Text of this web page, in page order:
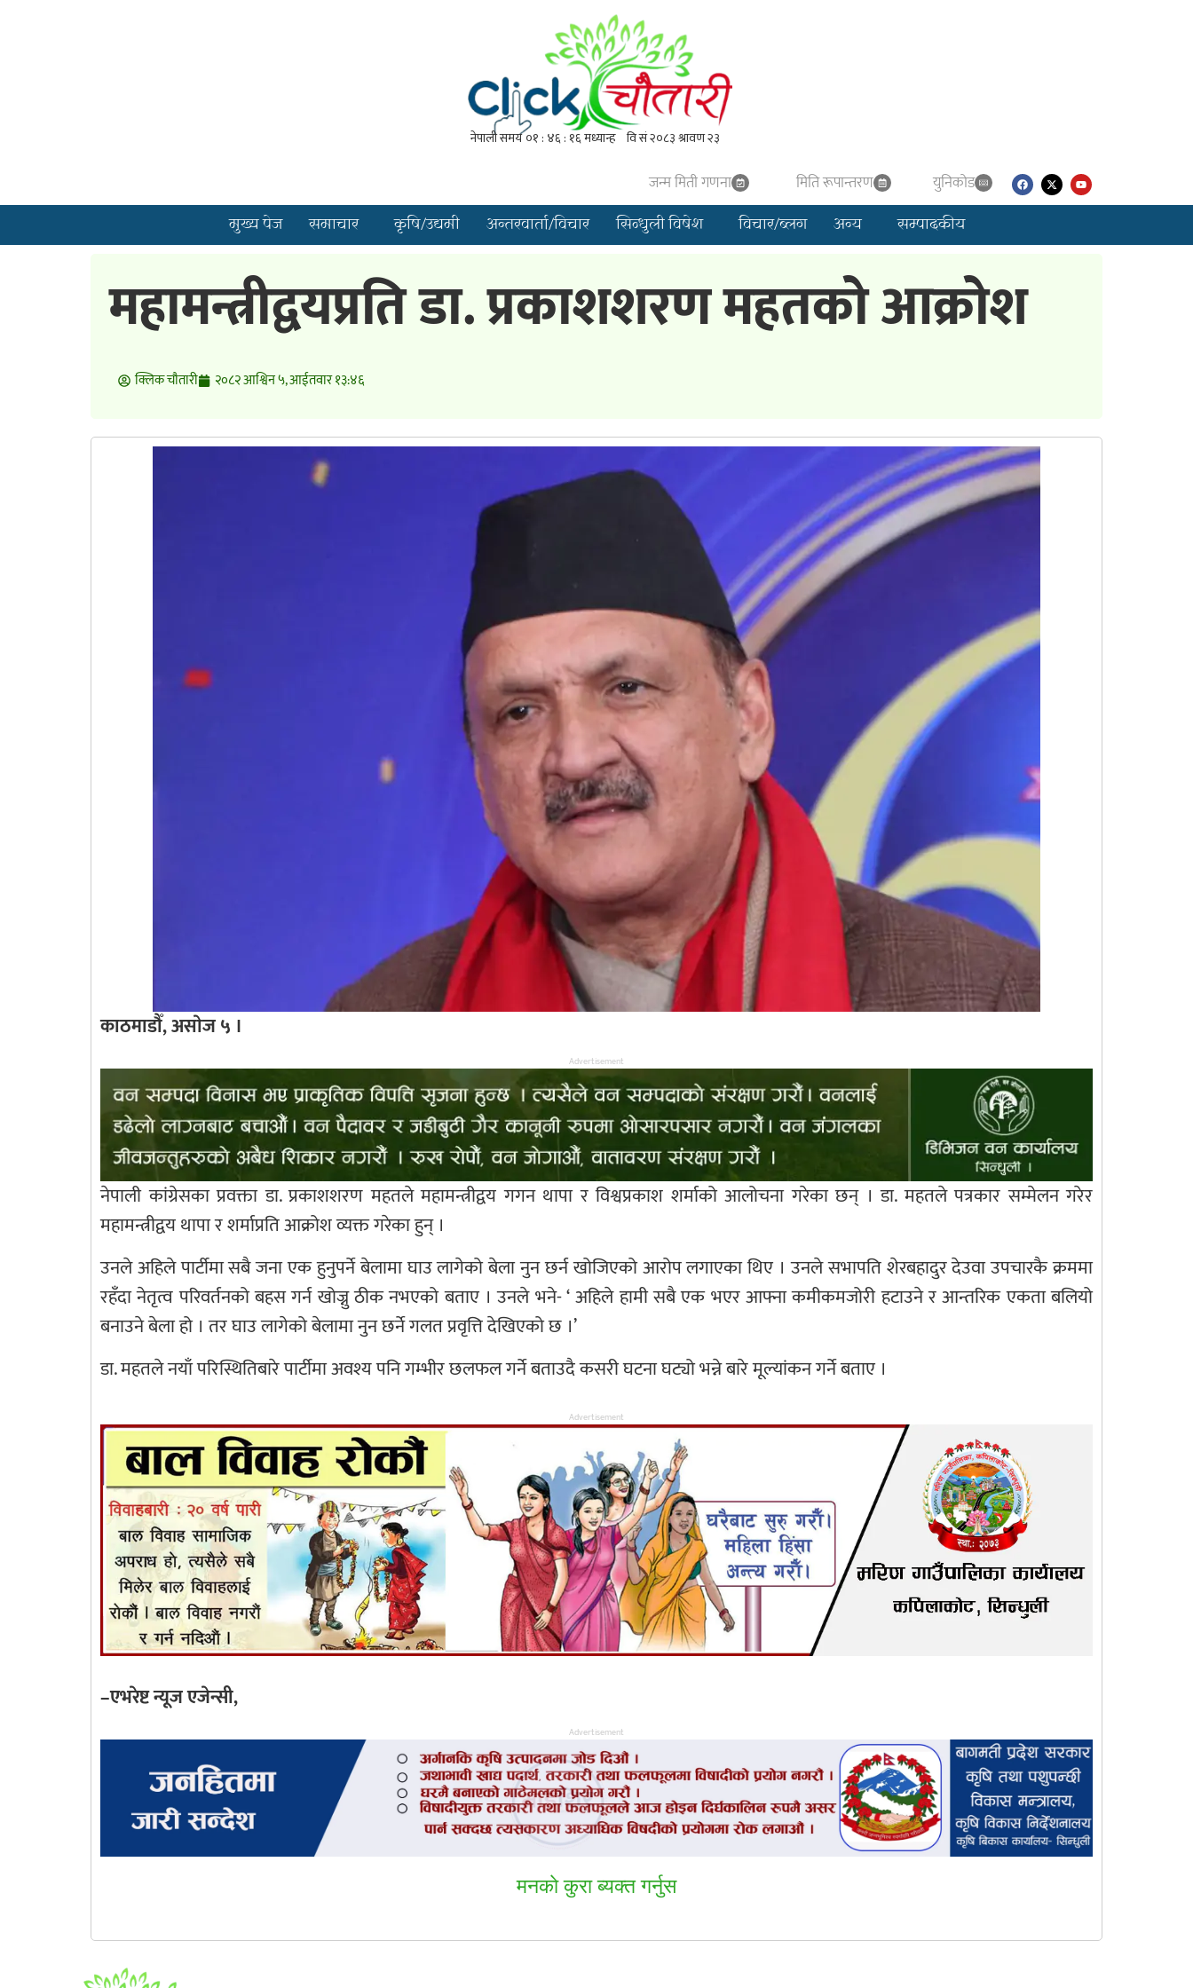
जन्म मिती गणना मिति रूपान्तरण युनिकाेड
मुख्य पेज समाचार कृषि/उद्यमी अन्तरवार्ता/विचार सिन्धुली विषेश विचार/ब्लग अन्य सम्पादकीय
महामन्त्रीद्वयप्रति डा. प्रकाशशरण महतको आक्रोश
क्लिक चाैतारी २०८२ आश्विन ५, आईतवार १३:४६
काठमाडौँ, असाेज ५ ।
Advertisement
नेपाली कांग्रेसका प्रवक्ता डा. प्रकाशशरण महतले महामन्त्रीद्वय गगन थापा र विश्वप्रकाश शर्माको आलोचना गरेका छन् । डा. महतले पत्रकार सम्मेलन गरेर
महामन्त्रीद्वय थापा र शर्माप्रति आक्रोश व्यक्त गरेका हुन् ।
उनले अहिले पार्टीमा सबै जना एक हुनुपर्ने बेलामा घाउ लागेको बेला नुन छर्न खोजिएको आरोप लगाएका थिए । उनले सभापति शेरबहादुर देउवा उपचारकै क्रममा
रहँदा नेतृत्व परिवर्तनको बहस गर्न खोज्नु ठीक नभएको बताए । उनले भने- ‘ अहिले हामी सबै एक भएर आफ्ना कमीकमजोरी हटाउने र आन्तरिक एकता बलियो
बनाउने बेला हो । तर घाउ लागेको बेलामा नुन छर्ने गलत प्रवृत्ति देखिएको छ ।’
डा. महतले नयाँ परिस्थितिबारे पार्टीमा अवश्य पनि गम्भीर छलफल गर्ने बताउदै कसरी घटना घट्यो भन्ने बारे मूल्यांकन गर्ने बताए ।
Advertisement
–एभरेष्ट न्यूज एजेन्सी,
Advertisement
मनकाे कुरा ब्यक्त गर्नुस